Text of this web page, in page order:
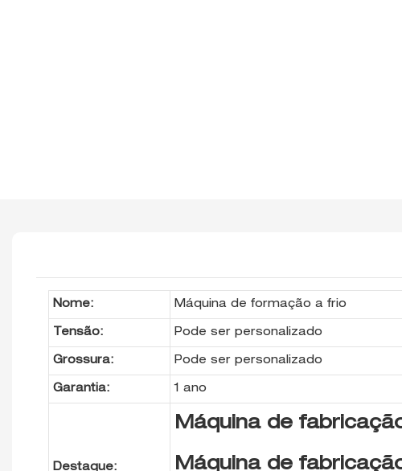
Nome: Máquina de formação a frio
Tensão: Pode ser personalizado
Grossura: Pode ser personalizado
Garantia: 1 ano
Destaque:
Máquina de
Máquina de